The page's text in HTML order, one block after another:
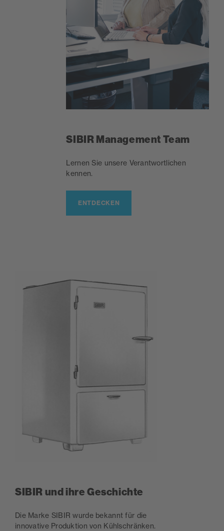
SIBIR Management Team
Lernen Sie unsere Verantwortlichen
kennen.
ENTDECKEN
SIBIR und ihre Geschichte
Die Marke SIBIR wurde bekannt für die
innovative Produktion von Kühlschränken.